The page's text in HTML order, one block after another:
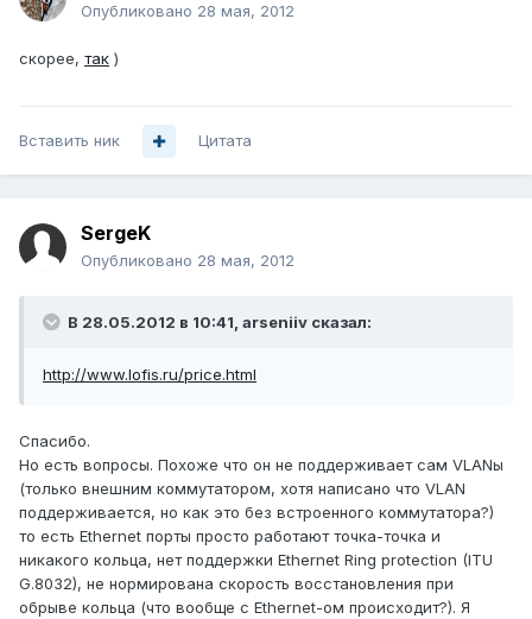
Опубликовано 28 мая, 2012
скорее, так )
Вставить ник Цитата
SergeK
Опубликовано 28 мая, 2012
В 28.05.2012 в 10:41, arseniiv сказал:
http://www.lofis.ru/price.html
Спасибо.
Но есть вопросы. Похоже что он не поддерживает сам VLANы
(только внешним коммутатором, хотя написано чтo VLAN
поддерживается, но как это без встроенного коммутатора?)
то есть Ethernet порты просто работают точка-точка и
никакого кольца, нет поддержки Ethernet Ring protection (ITU
G.8032), не нормирована скорость восстановления при
обрыве кольца (что вообще с Ethernet-ом происходит?). Я